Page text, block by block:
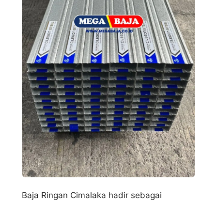
Baja Ringan Cimalaka hadir sebagai